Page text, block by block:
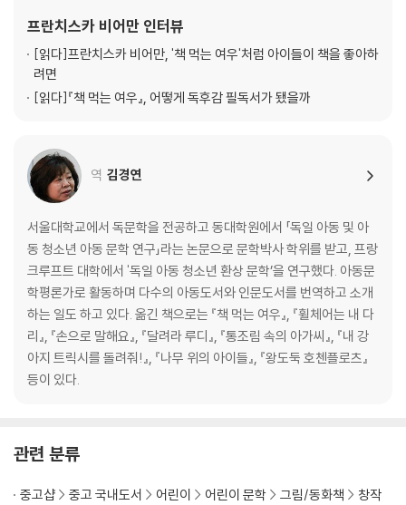
미있는 소동을 통하여 독서의 의미와 방법
프란치스카 비어만 인터뷰
[읽다]프란치스카 비어만, '책 먹는 여우'처럼 아이들이 책을 좋아하
려면
[읽다]『책 먹는 여우』, 어떻게 독후감 필독서가 됐을까
역 김경연
서울대학교에서 독문학을 전공하고 동대학원에서 「독일 아동 및 아
동 청소년 아동 문학 연구」라는 논문으로 문학박사 학위를 받고, 프랑
크루프트 대학에서 '독일 아동 청소년 환상 문학’을 연구했다. 아동문
학평론가로 활동하며 다수의 아동도서와 인문도서를 번역하고 소개
하는 일도 하고 있다. 옮긴 책으로는 『책 먹는 여우』, 『휠체어는 내 다
리』, 『손으로 말해요』, 『달려라 루디』, 『통조림 속의 아가씨』, 『내 강
아지 트릭시를 돌려줘!』, 『나무 위의 아이들』, 『왕도둑 호첸플로츠』
등이 있다.
관련 분류
중고샵 중고 국내도서 어린이 어린이 문학 그림/동화책
창작